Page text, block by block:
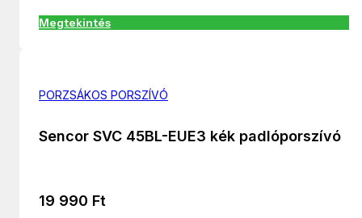
Megtekintés
PORZSÁKOS PORSZÍVÓ
Sencor SVC 45BL-EUE3 kék padlóporszívó
19 990 Ft